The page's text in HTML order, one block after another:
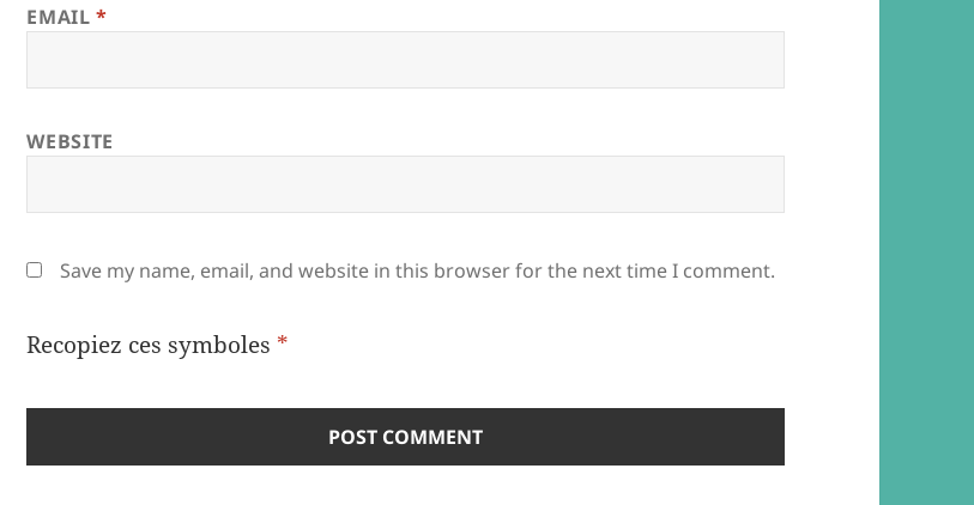
EMAIL*
WEBSITE
Save my name, email, and website in this browser for the next time I comment.
Recopiez ces symboles *